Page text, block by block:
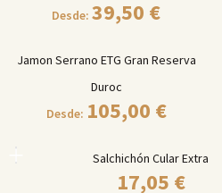
Desde:39,50 €
Jamon Serrano ETG Gran Reserva
Duroc
Desde: 105,00 €
Salchichón Cular Extra
17,05 €